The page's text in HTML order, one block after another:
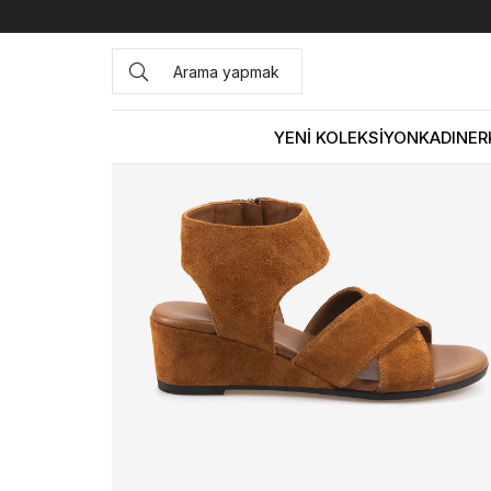
YENİ KOLEKSİYONKADIN
Anasayfa KADIN AYAKKABI Sandalet Kemal Tanca